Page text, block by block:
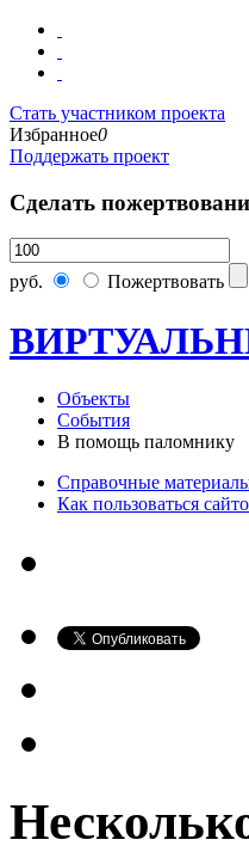
Стать участником проекта
Избранное0
Поддержать проект
Сделать
руб. Пожертвовать
Объекты
События
В помощь паломнику
Справочные
Как пользоваться